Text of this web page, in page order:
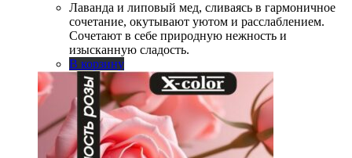
Лаванда и липовый мед, сливаясь в гармоничное
сочетание, окутывают уютом и расслаблением.
Сочетают в себе природную нежность и
изысканную сладость.
В корзину